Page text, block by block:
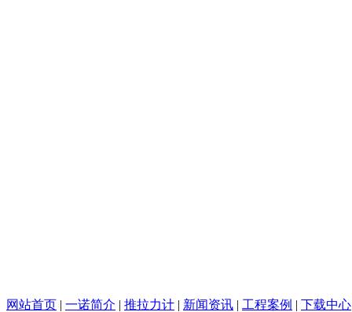
网站首页 | 一诺简介 | 推拉力计 | 新闻资讯 | 工程案例 | 下载中心